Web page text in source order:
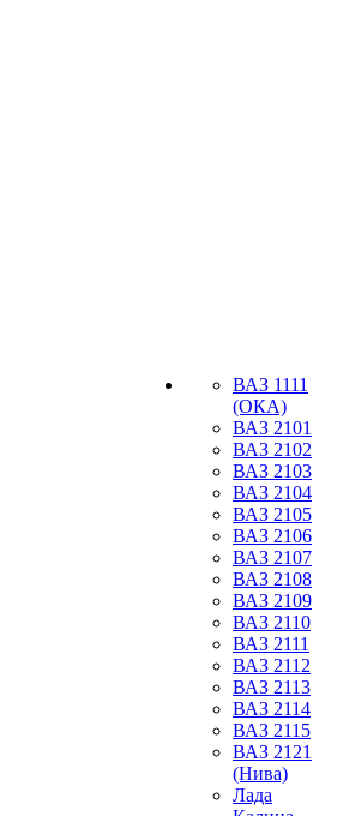
ВАЗ 1111
(ОКА)
ВАЗ 2101
ВАЗ 2102
ВАЗ 2103
ВАЗ 2104
ВАЗ 2105
ВАЗ 2106
ВАЗ 2107
ВАЗ 2108
ВАЗ 2109
ВАЗ 2110
ВАЗ 2111
ВАЗ 2112
ВАЗ 2113
ВАЗ 2114
ВАЗ 2115
ВАЗ 2121
(Нива)
Лада